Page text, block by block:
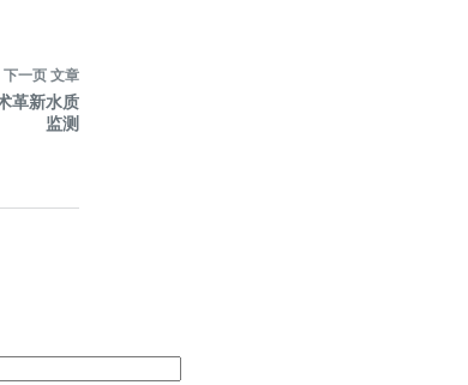
下一页 文章
革新水质
监测